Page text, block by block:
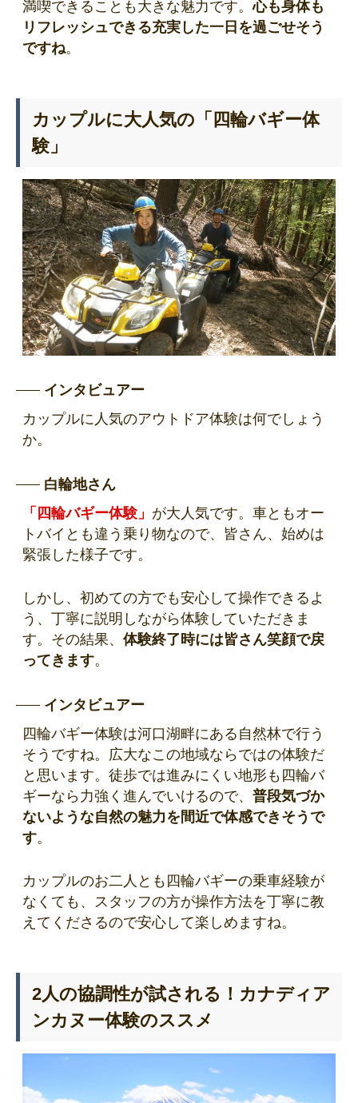
満喫できることも大きな魅力です。心も身体も
リフレッシュできる充実した一日を過ごせそう
ですね。
カップルに大人気の「四輪バギー体
験」
インタビュアー
カップルに人気のアウトドア体験は何でしょう
か。
白輪地さん
「四輪バギー体験」 が大人気です。車ともオー
トバイとも違う乗り物なので、皆さん、始めは
緊張した様子です。
しかし、初めての方でも安心して操作できるよ
う、丁寧に説明しながら体験していただきま
す。その結果、 体験終了時には皆さん笑顔で戻
ってきます。
インタビュアー
四輪バギー体験は河口湖畔にある自然林で行う
そうですね。広大なこの地域ならではの体験だ
と思います。徒歩では進みにくい地形も四輪バ
ギーなら力強く進んでいけるので、 普段気づか
ないような自然の魅力を間近で体感できそうで
す。
カップルのお二人とも四輪バギーの乗車経験が
なくても、スタッフの方が操作方法を丁寧に教
えてくださるので安心して楽しめますね。
2人の協調性が試される！カナディア
ンカヌー体験のススメ